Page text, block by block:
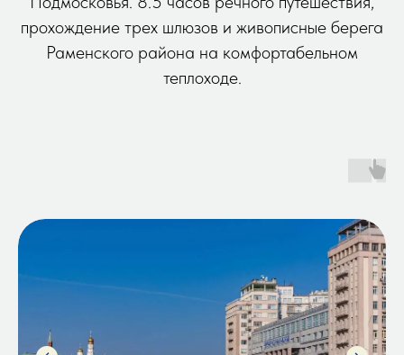
прохождение трех шлюзов и живописные берега
Раменского района на комфортабельном
теплоходе.